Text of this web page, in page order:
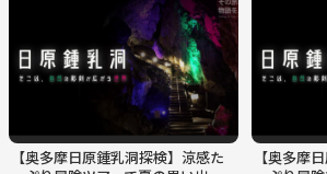
【奥多摩日原鍾乳洞探検】涼感た
【奥多摩